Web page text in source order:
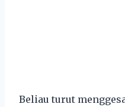
Beliau turut